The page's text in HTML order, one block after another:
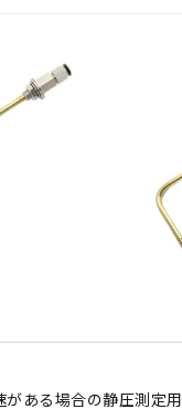
ある場合の静圧測定用